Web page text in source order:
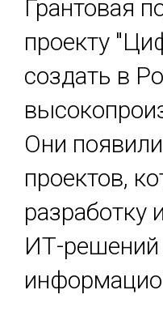
Грантовая
проекту
создать в
Они
проектов,
разработку
ИТ-решений